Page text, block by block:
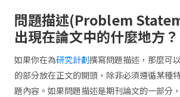
問題描述(Problem
出現在論文中的什麼地方？
如果你在為研究計劃撰寫問題描述，那麼可
的部分放在正文的開頭，除非必須遵循某種
題內容。如果問題描述是期刊論文的一部分